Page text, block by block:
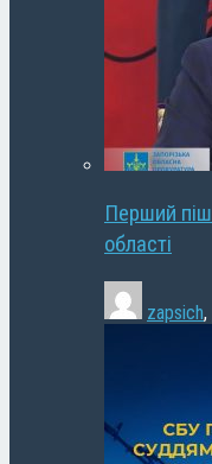
Перший
області
zapsich,